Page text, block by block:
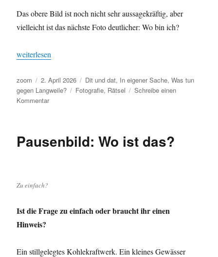
Das obere Bild ist noch nicht sehr aussagekräftig, aber
vielleicht ist das nächste Foto deutlicher: Wo bin ich?
„Rätsel: Wo bin ich?“
weiterlesen
Autor
zoom
Veröffentlicht
am
2. April 2026 Kategorien
Dit und dat, In eigener Sache,Was tun
gegen Langweile?
Schlagwörter
Fotografie, Rätsel
Schreibe einen
Kommentarzu
ich?
Pausenbild: Wo ist das?
Zu einfach?
Ist die Frage zu einfach oder braucht ihr einen
Hinweis?
Ein stillgelegtes Kohlekraftwerk. Ein kleines Gewässer